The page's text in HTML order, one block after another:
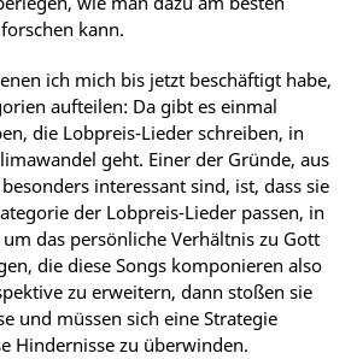
kann.
ich mich bis jetzt beschäftigt habe,
aufteilen: Da gibt es einmal
die Lobpreis-Lieder schreiben, in
geht. Einer der Gründe, aus
interessant sind, ist, dass sie
der Lobpreis-Lieder passen, in
das persönliche Verhältnis zu Gott
die diese Songs komponieren also
zu erweitern, dann stoßen sie
und müssen sich eine Strategie
Hindernisse zu überwinden.